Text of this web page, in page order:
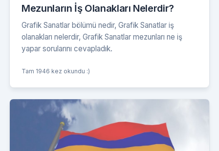
Mezunların İş Olanakları Nelerdir?
Grafik Sanatlar bölümü nedir, Grafik Sanatlar iş
olanakları nelerdir, Grafik Sanatlar mezunları ne iş
yapar sorularını cevapladık.
Tam 1946 kez okundu :)